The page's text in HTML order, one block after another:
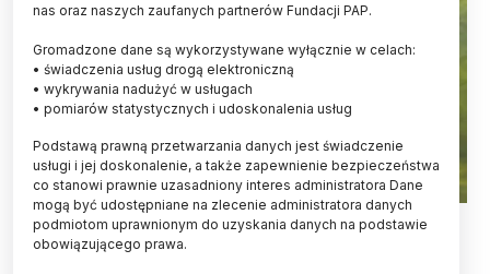
Ochrona małych waleni, m.in. morświnów,
nas oraz naszych zaufanych partnerów Fundacji PAP.
Gromadzone dane są wykorzystywane wyłącznie w celach:
• świadczenia usług drogą elektroniczną
• wykrywania nadużyć w usługach
• pomiarów statystycznych i udoskonalenia usług
Podstawą prawną przetwarzania danych jest świadczenie
usługi i jej doskonalenie, a także zapewnienie bezpieczeństwa
co stanowi prawnie uzasadniony interes administratora Dane
mogą być udostępniane na zlecenie administratora danych
podmiotom uprawnionym do uzyskania danych na podstawie
obowiązującego prawa.